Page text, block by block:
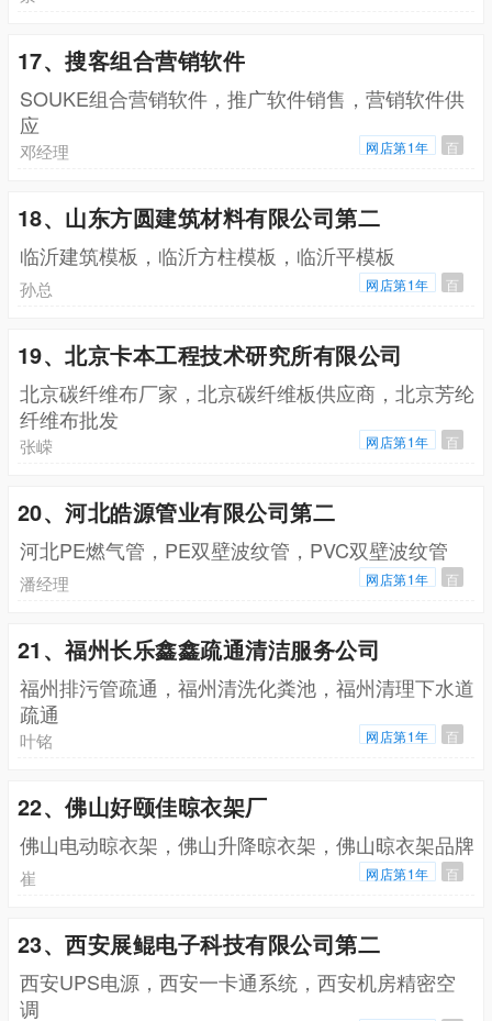
17、搜客组合营销软件
SOUKE组合营销软件，推广软件销售，营销软件供
应
邓经理 网店第1年 百
18、山东方圆建筑材料有限公司第二
临沂建筑模板，临沂方柱模板，临沂平模板
孙总 网店第1年 百
19、北京卡本工程技术研究所有限公司
北京碳纤维布厂家，北京碳纤维板供应商，北京芳纶
纤维布批发
张嵘 网店第1年 百
20、河北皓源管业有限公司第二
河北PE燃气管，PE双壁波纹管，PVC双壁波纹管
潘经理 网店第1年 百
21、福州长乐鑫鑫疏通清洁服务公司
福州排污管疏通，福州清洗化粪池，福州清理下水道
疏通
叶铭 网店第1年 百
22、佛山好颐佳晾衣架厂
佛山电动晾衣架，佛山升降晾衣架，佛山晾衣架品牌
崔 网店第1年 百
23、西安展鲲电子科技有限公司第二
西安UPS电源，西安一卡通系统，西安机房精密空
调